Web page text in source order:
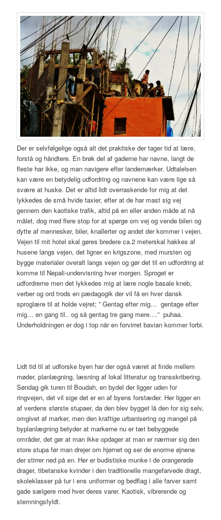
Der er selvfølgelige også alt det praktiske der tager tid at lære,
forstå og håndtere. En brøk del af gaderne har navne, langt de
fleste har ikke, og man navigere efter landemærker. Udtalelsen
kan være en betydelig udfordring og navnene kan være lige så
svære at huske. Det er altid lidt overraskende for mig at det
lykkedes de små hvide taxier, efter at de har mast sig vej
gennem den kaotiske trafik, altid på en eller anden måde at nå
målet, dog med flere stop for at spørge om vej og vende bilen og
dytte af mennesker, biler, knallerter og andet der kommer i vejen.
Vejen til mit hotel skal gøres bredere ca.2 meterskal hakkes af
husene langs vejen, det ligner en krigszone, med mursten og
bygge materialer overalt langs vejen og gør det til en udfordring at
komme til Nepali-undervisning hver morgen. Sproget er
udfordrerne men det lykkedes mig at lære nogle basale kneb,
verber og ord trods en pædagogik der vil få en hver dansk
sproglære til at holde vejret; ” Gentag efter mig… gentage efter
mig… en gang til.. og så gentag tre gang mere….” puhaa.
Underholdningen er dog i top når en forvirret bavian kommer forbi.
Lidt tid til at udforske byen har der også været at finde mellem
møder, planlægning, læsning af lokal litteratur og transskribering.
Søndag gik turen til Boudah, en bydel der ligger uden for
ringvejen, det vil sige det er en af byens forstæder. Her ligger en
af verdens største stupaer, da den blev bygget lå den for sig selv,
omgivet af marker, men den kraftige urbanisering og mangel på
byplanlægning betyder at markerne nu er tæt bebyggede
områder, det gør at man ikke opdager at man er nærmer sig den
store stupa før man drejer om hjørnet og ser de enorme øjnene
der stirrer ned på en. Her er budistiske munke i de orangerøde
drager, tibetanske kvinder i den traditionelle mangefarvede dragt,
skoleklasser på tur i ens uniformer og bedflag i alle farver samt
gade sælgere med hver deres varer. Kaotisk, vibrerende og
stemningsfyldt.